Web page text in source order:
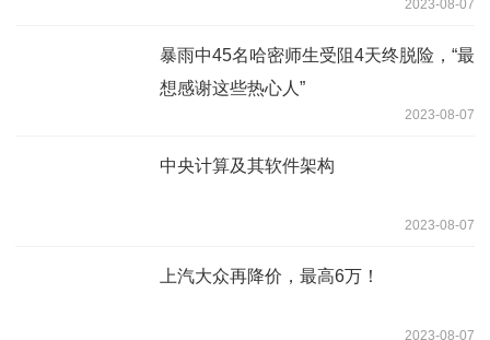
2023-08-07
暴雨中45名哈密师生受阻4天终脱险，“最
想感谢这些热心人”
2023-08-07
中央计算及其软件架构
2023-08-07
上汽大众再降价，最高6万！
2023-08-07